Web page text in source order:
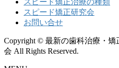
スピード矯正研究会
お問い合せ
Copyright © 最新の歯科治療・
会 All Rights Reserved.